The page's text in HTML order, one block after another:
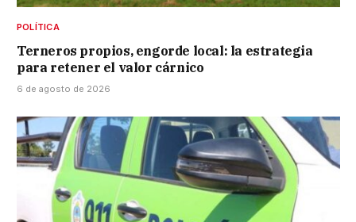
POLÍTICA
Terneros propios, engorde local: la estrategia
para retener el valor cárnico
6 de agosto de 2026